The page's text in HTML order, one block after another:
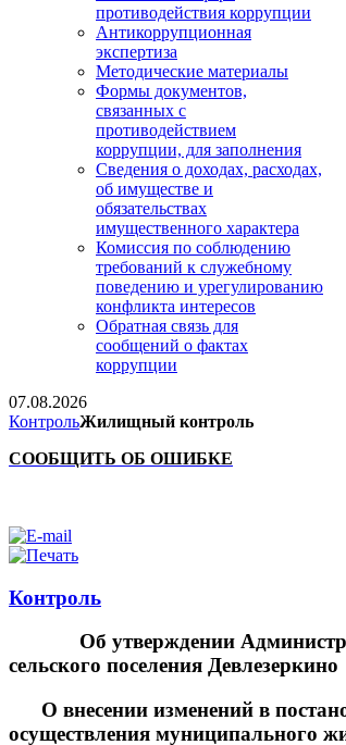
противодействия коррупции
Антикоррупционная
экспертиза
Методические материалы
Формы документов,
связанных с
противодействием
коррупции, для заполнения
Сведения о доходах, расходах,
об имуществе и
обязательствах
имущественного характера
Комиссия по соблюдению
требований к служебному
поведению и урегулированию
конфликта интересов
Обратная связь для
сообщений о фактах
коррупции
07.08.2026
КонтрольЖилищный контроль
CООБЩИТЬ ОБ ОШИБКЕ
Контроль
Об утверждении
сельского поселения
О внесении изменений в
осуществления муниципального